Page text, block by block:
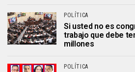
POLÍTICA
Si usted no es
trabajo que debe
millones
POLÍTICA